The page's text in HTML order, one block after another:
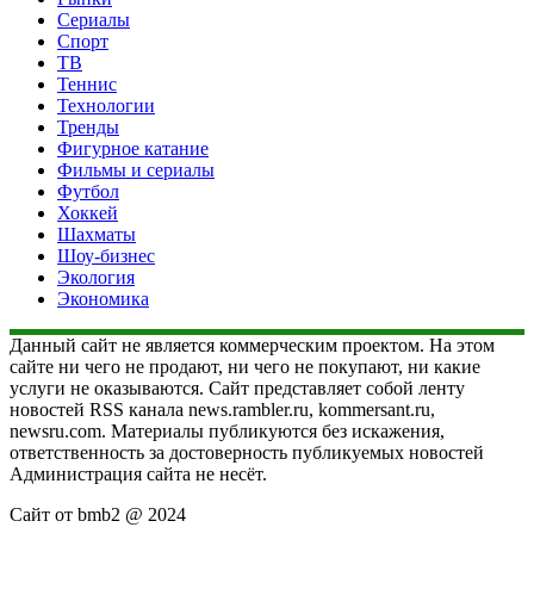
Сериалы
Спорт
ТВ
Теннис
Технологии
Тренды
Фигурное катание
Фильмы и сериалы
Футбол
Хоккей
Шахматы
Шоу-бизнес
Экология
Экономика
Данный сайт не является коммерческим проектом. На этом
сайте ни чего не продают, ни чего не покупают, ни какие
услуги не оказываются. Сайт представляет собой ленту
новостей RSS канала news.rambler.ru, kommersant.ru,
newsru.com. Материалы публикуются без искажения,
ответственность за достоверность публикуемых новостей
Администрация сайта не несёт.
Сайт от bmb2 @ 2024